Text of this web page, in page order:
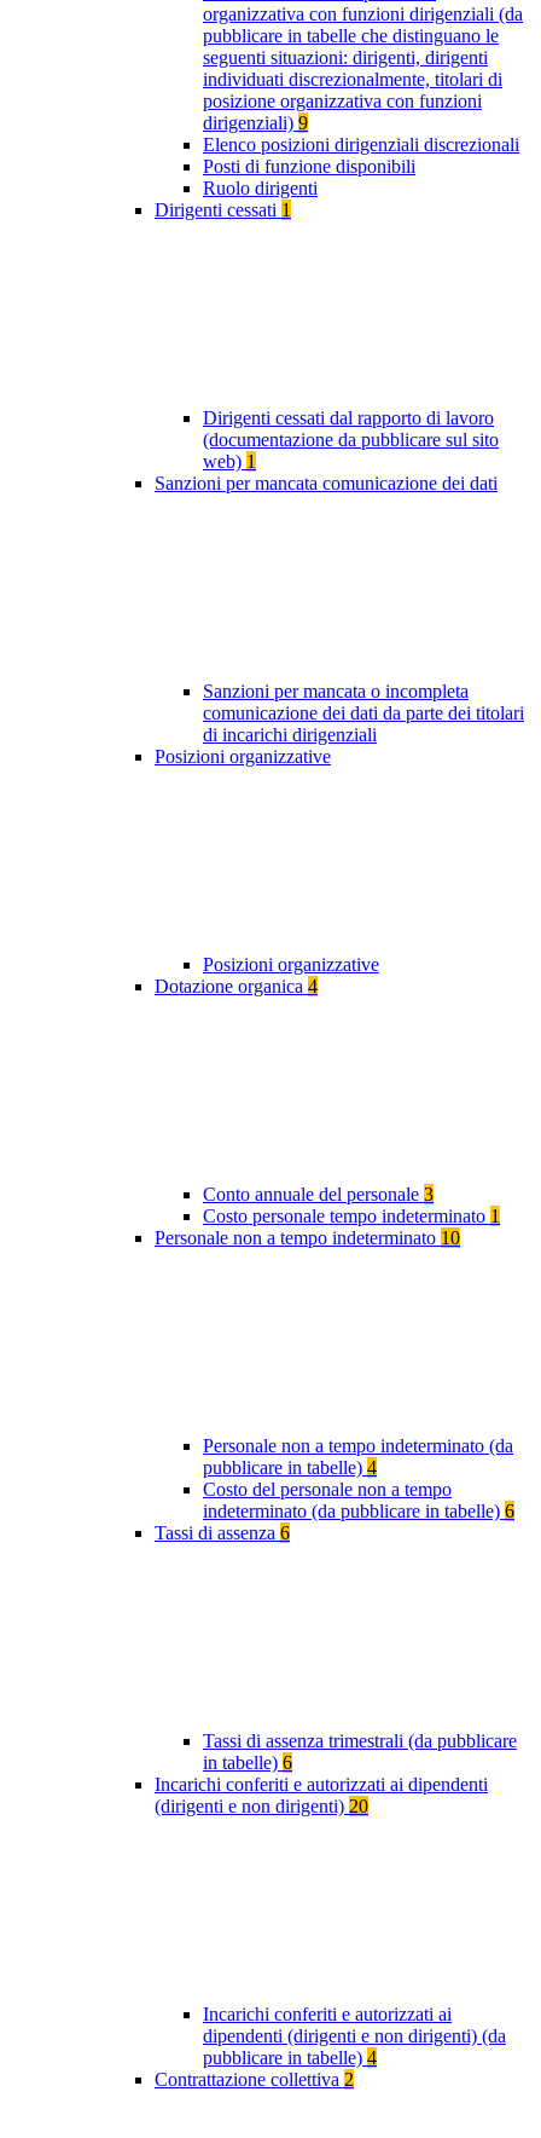
organizzativa con funzioni dirigenziali (da
pubblicare in tabelle che distinguano le
seguenti situazioni: dirigenti, dirigenti
individuati discrezionalmente, titolari di
posizione organizzativa con funzioni
dirigenziali) 9
Elenco posizioni dirigenziali discrezionali
Posti di funzione disponibili
Ruolo dirigenti
Dirigenti cessati 1
Dirigenti cessati dal rapporto di lavoro
(documentazione da pubblicare sul sito
web) 1
Sanzioni per mancata comunicazione dei dati
Sanzioni per mancata o incompleta
comunicazione dei dati da parte dei titolari
di incarichi dirigenziali
Posizioni organizzative
Posizioni organizzative
Dotazione organica 4
Conto annuale del personale 3
Costo personale tempo indeterminato 1
Personale non a tempo indeterminato 10
Personale non a tempo indeterminato (da
pubblicare in tabelle) 4
Costo del personale non a tempo
indeterminato (da pubblicare in tabelle) 6
Tassi di assenza 6
Tassi di assenza trimestrali (da pubblicare
in tabelle) 6
Incarichi conferiti e autorizzati ai dipendenti
(dirigenti e non dirigenti) 20
Incarichi conferiti e autorizzati ai
dipendenti (dirigenti e non dirigenti) (da
pubblicare in tabelle) 4
Contrattazione collettiva 2